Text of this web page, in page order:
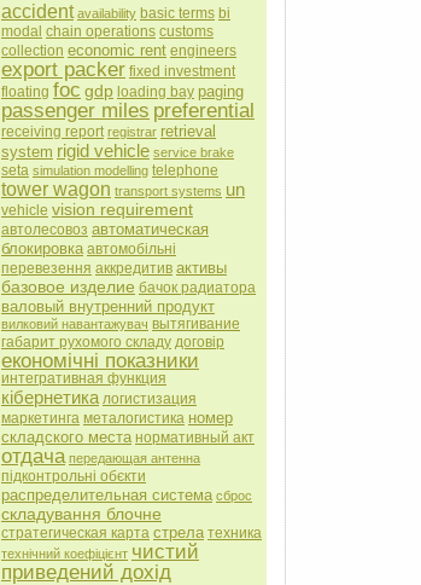
accident availability basic terms bi
modal chain operations customs
collection economic rent engineers
export packer fixed investment
floating foc gdp loading bay paging
passenger miles preferential
receiving report registrar retrieval
system rigid vehicle service brake
seta simulation modelling telephone
tower wagon transport systems un
vehicle vision requirement
автолесовоз автоматическая
блокировка автомобільні
перевезення аккредитив активы
базовое изделие бачок радиатора
валовый внутренний продукт
вилковий навантажувач вытягивание
габарит рухомого складу договір
економічні показники
интегративная функция
кібернетика логистизация
маркетинга металогистика номер
складского места нормативный акт
отдача передающая антенна
підконтрольні обєкти
распределительная система сброс
складування блочне
стратегическая карта стрела техника
технічний коефіцієнт чистий
приведений дохід